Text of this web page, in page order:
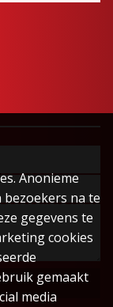
Anonieme
na te
gegevens te
cookies
gemaakt
media